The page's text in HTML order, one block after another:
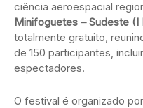
ciência aeroespacial
Minifoguetes – Sudeste (I
totalmente gratuito,
de 150 participantes,
espectadores.
O festival é organizado